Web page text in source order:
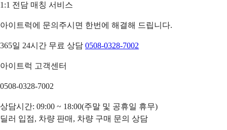
1:1 전담 매칭 서비스
아이트럭에 문의주시면 한번에 해결해 드립니다.
365일 24시간 무료 상담 0508-0328-7002
아이트럭 고객센터
0508-0328-7002
상담시간: 09:00 ~ 18:00(주말 및 공휴일 휴무)
딜러 입점, 차량 판매, 차량 구매 문의 상담